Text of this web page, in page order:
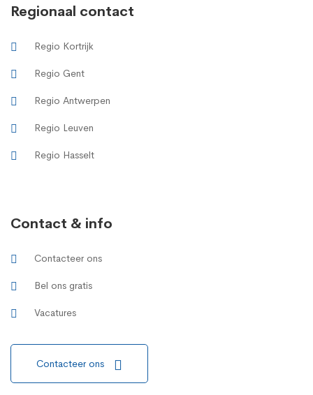
Regionaal contact
Regio Kortrijk
Regio Gent
Regio Antwerpen
Regio Leuven
Regio Hasselt
Contact & info
Contacteer ons
Bel ons gratis
Vacatures
Contacteer ons